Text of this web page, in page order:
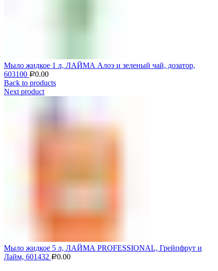
Мыло жидкое 1 л, ЛАЙМА Алоэ и зеленый чай, дозатор,
603100 Р0.00
Back to products
Next product
Мыло жидкое 5 л, ЛАЙМА PROFESSIONAL, Грейпфрут и
Лайм, 601432 Р0.00